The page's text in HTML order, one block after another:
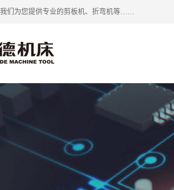
们为您提供专业的剪板机、折弯机等……